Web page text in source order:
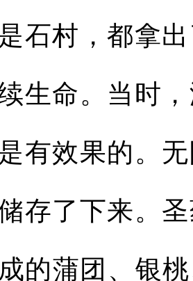
石村，都拿
生命。当时
有效果的。
存了下来。
的蒲团、银